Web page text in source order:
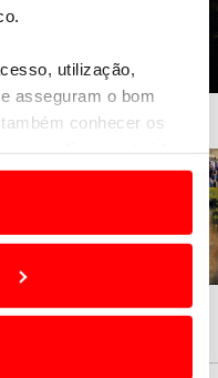
utilização,
asseguram o bom
conhecer os
e/ou serviços.
tecnologias
e limitando
navegação no